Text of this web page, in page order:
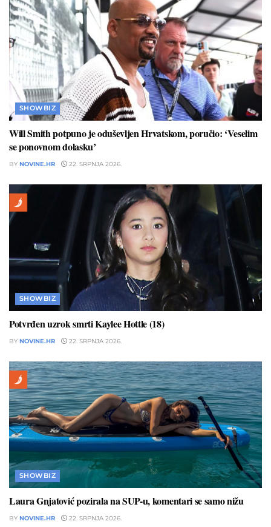
SHOWBIZ
Will Smith potpuno je oduševljen Hrvatskom, poručio: ‘Veselim
se ponovnom dolasku’
BY NOVINE.HR 22. SRPNJA 2026.
SHOWBIZ
Potvrđen uzrok smrti Kaylee Hottle (18)
BY NOVINE.HR 22. SRPNJA 2026.
SHOWBIZ
Laura Gnjatović pozirala na SUP-u, komentari se samo nižu
BY NOVINE.HR 22. SRPNJA 2026.